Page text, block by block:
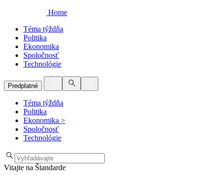
Home
Téma týždňa
Politika
Ekonomika
Spoločnosť
Technológie
Predplatné
Téma týždňa
Politika
Ekonomika >
Spoločnosť
Technológie
Vitajte na Štandarde